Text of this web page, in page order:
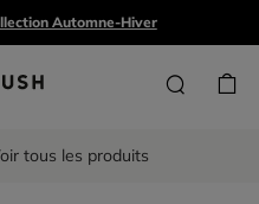
Automne-Hiver
tous les produits